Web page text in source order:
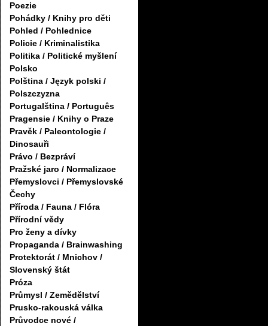
Poezie
Pohádky / Knihy pro děti
Pohled / Pohlednice
Policie / Kriminalistika
Politika / Politické myšlení
Polsko
Polština / Język polski /
Polszczyzna
Portugalština / Português
Pragensie / Knihy o Praze
Pravěk / Paleontologie /
Dinosauři
Právo / Bezpráví
Pražské jaro / Normalizace
Přemyslovci / Přemyslovské
Čechy
Příroda / Fauna / Flóra
Přírodní vědy
Pro ženy a dívky
Propaganda / Brainwashing
Protektorát / Mnichov /
Slovenský štát
Próza
Průmysl / Zemědělství
Prusko-rakouská válka
Průvodce nové /